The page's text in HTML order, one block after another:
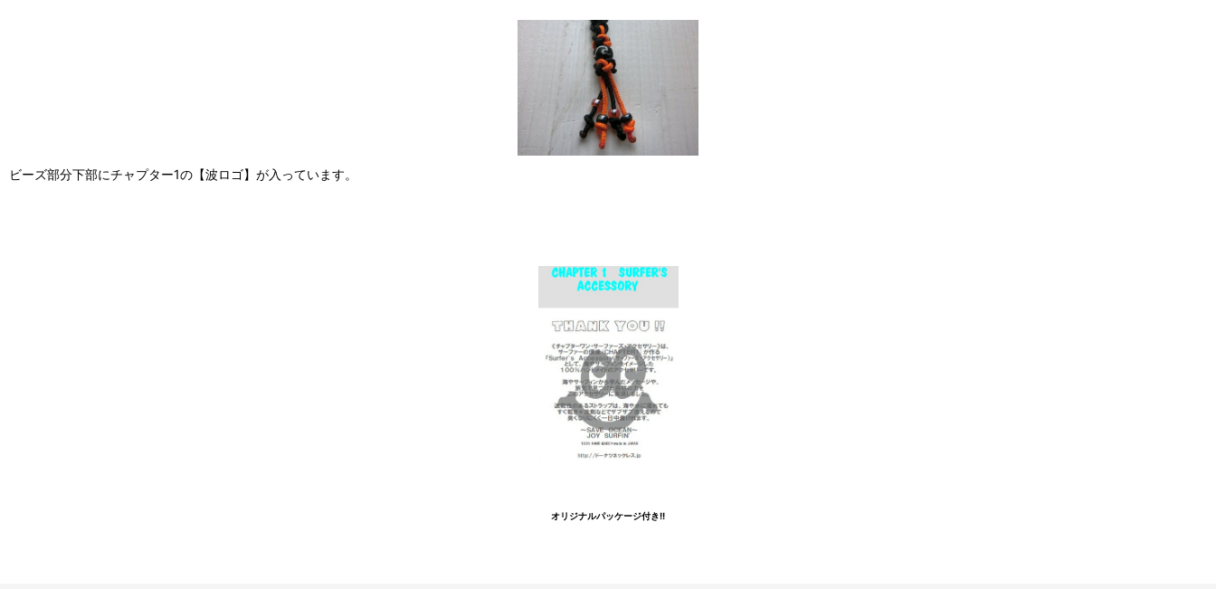
ビーズ部分下部にチャプター1の【波ロゴ】が入っています。
オリジナルパッケージ付き!!